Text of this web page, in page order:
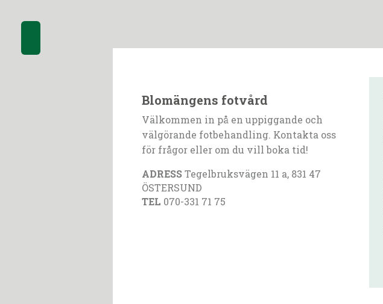
Blomängens fotvård
Välkommen in på en uppiggande och
välgörande fotbehandling. Kontakta oss
för frågor eller om du vill boka tid!
ADRESSTegelbruksvägen 11 a, 831 47
ÖSTERSUND
TEL 070-331 71 75